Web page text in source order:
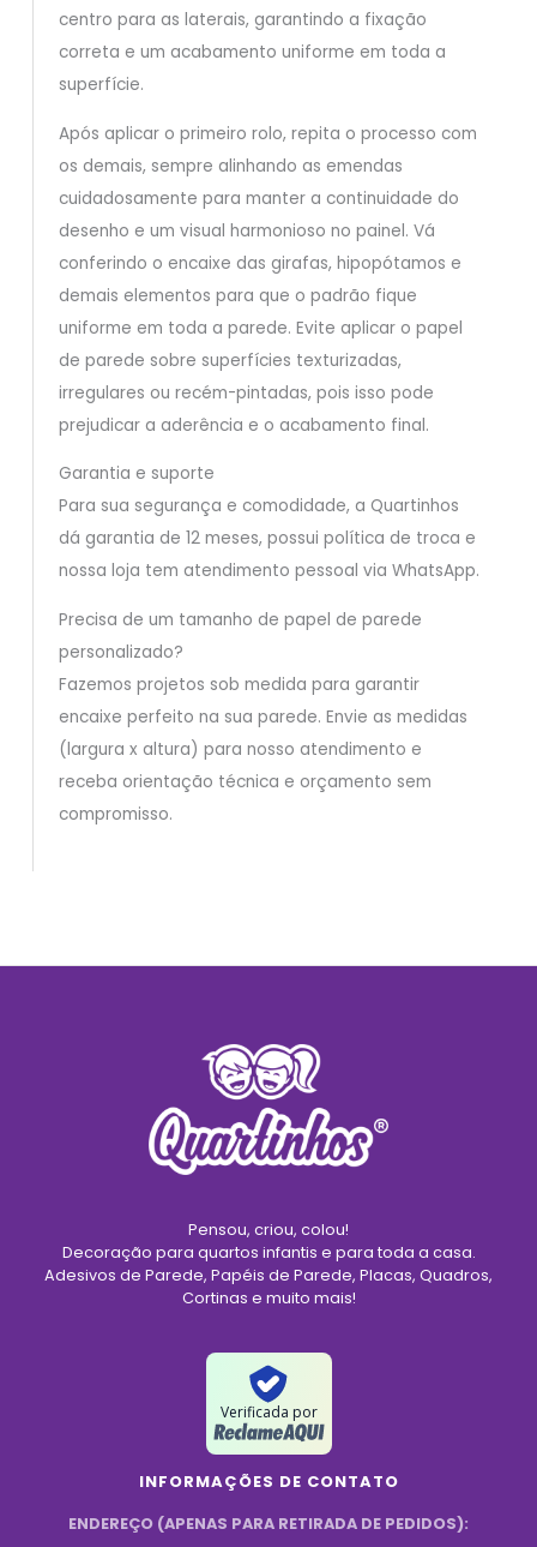
centro para as laterais, garantindo a fixação
correta e um acabamento uniforme em toda a
superfície.
Após aplicar o primeiro rolo, repita o processo com
os demais, sempre alinhando as emendas
cuidadosamente para manter a continuidade do
desenho e um visual harmonioso no painel. Vá
conferindo o encaixe das girafas, hipopótamos e
demais elementos para que o padrão fique
uniforme em toda a parede. Evite aplicar o papel
de parede sobre superfícies texturizadas,
irregulares ou recém-pintadas, pois isso pode
prejudicar a aderência e o acabamento final.
Garantia e suporte
Para sua segurança e comodidade, a Quartinhos
dá garantia de 12 meses, possui política de troca e
nossa loja tem atendimento pessoal via WhatsApp.
Precisa de um tamanho de papel de parede
personalizado?
Fazemos projetos sob medida para garantir
encaixe perfeito na sua parede. Envie as medidas
(largura x altura) para nosso atendimento e
receba orientação técnica e orçamento sem
compromisso.
Pensou, criou, colou!
Decoração para quartos infantis e para toda a casa.
Adesivos de Parede, Papéis de Parede, Placas, Quadros,
Cortinas e muito mais!
Verificada por
INFORMAÇÕES DE CONTATO
ENDEREÇO (APENAS PARA RETIRADA DE PEDIDOS):